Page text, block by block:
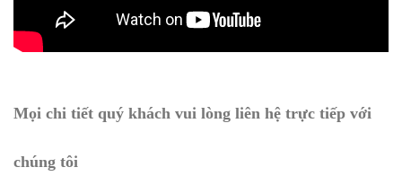
Mọi chi tiết quý khách vui lòng liên hệ trực tiếp với
chúng tôi